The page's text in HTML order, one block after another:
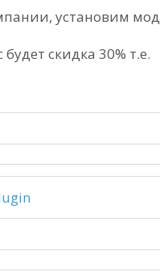
установим мод
скидка 30% т.е.